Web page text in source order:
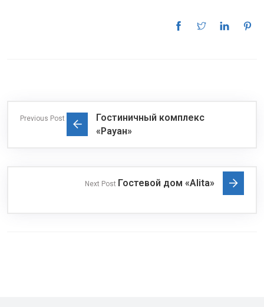
Previous Post
Гостиничный комплекс
«Рауан»
Next Post Гостевой дом «Alita»